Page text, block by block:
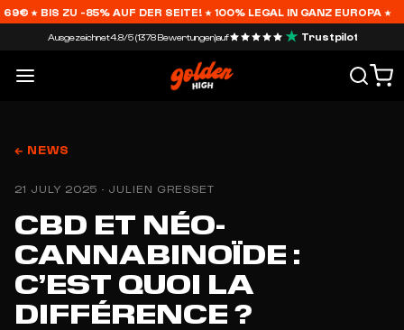
ZU -85% AUF DER SEITE! ★ 100% LEGAL IN GANZ EUROPA ★
Ausgezeichnet4.8/5 (1378 Bewertungen)auf Trustpilot
← NEWS
21 JULY 2025 · JULIEN GRESSET
CBD ET NÉO-
CANNABINOÏDE :
C’EST QUOI LA
DIFFÉRENCE ?